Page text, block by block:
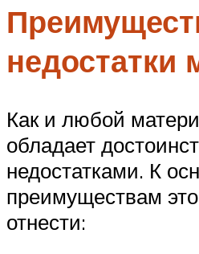
недостатки
Как и любой
обладает
недостатками. К
преимуществам
отнести: